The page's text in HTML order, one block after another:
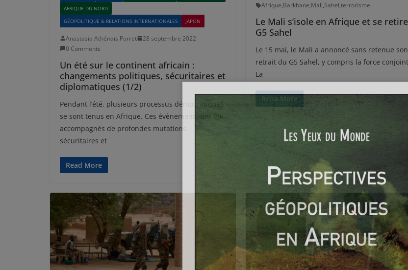
AFRIQUE DU NORD
GÉOPOLITIQUE & RELATIONS INTERNATIONALES
JAPON
Anastasia Athénaïs Porret
28 septembre 2022
0 Comments
Un été sur le continent africain :
changements politiques, sécuritaires et
diplomatiques (1/2)
Pendant l’été, plusieurs processus démocratiques
se sont tenus en Afrique. Ces évènements ont été
accompagnés de profondes mutations
sécuritaires et
Read More
Afrique,Barkhane,Mali,Sahel,terrorisme
Le Mali s’isole en Afrique et se
G5 Sahel
Le 15 mai, le Mali a annoncé sans retenue son
retrait du G5 Sahel, y compris la force
La
Read More